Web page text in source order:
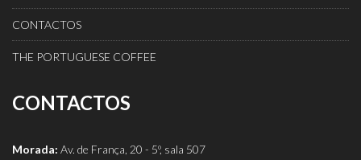
CONTACTOS
THE PORTUGUESE COFFEE
CONTACTOS
Morada: Av. de França, 20 - 5º, sala 507